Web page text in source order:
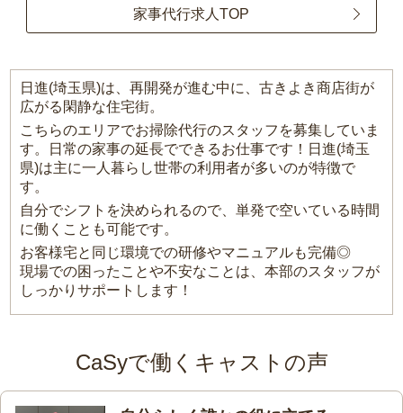
家事代行求人TOP
日進(埼玉県)は、再開発が進む中に、古きよき商店街が
広がる閑静な住宅街。
こちらのエリアでお掃除代行のスタッフを募集していま
す。日常の家事の延長でできるお仕事です！日進(埼玉
県)は主に一人暮らし世帯の利用者が多いのが特徴で
す。
自分でシフトを決められるので、単発で空いている時間
に働くことも可能です。
お客様宅と同じ環境での研修やマニュアルも完備◎
現場での困ったことや不安なことは、本部のスタッフが
しっかりサポートします！
CaSyで働くキャストの声